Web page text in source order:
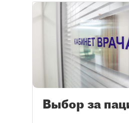
Выбор за